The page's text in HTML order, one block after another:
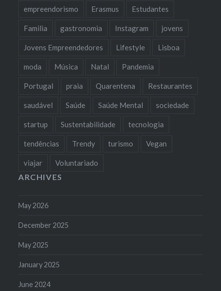
empreendorismo Erasmus Estudantes
Familia gastronomia Instagram jovens
Jovens Empreendedores Lifestyle Lisboa
moda Música Natal Pandemia
Portugal praia Quarentena Restaurantes
saudável Saúde Saúde Mental sociedade
startup Sustentabilidade tecnologia
tendências Trendy turismo Vegan
viajar Voluntariado
ARCHIVES
May 2026
December 2025
May 2025
January 2025
June 2024